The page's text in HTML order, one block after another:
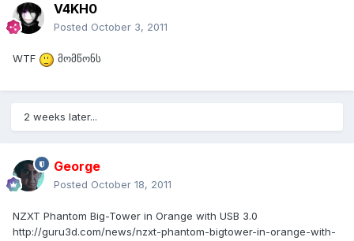
V4KH0
Posted October 3, 2011
WTF მომწონს
2 weeks later...
George
Posted October 18, 2011
NZXT Phantom Big-Tower in Orange with USB 3.0
http://guru3d.com/news/nzxt-phantom-bigtower-in-orange-with-